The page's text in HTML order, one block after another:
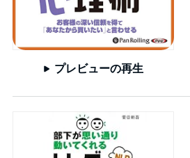
プレビューの再生